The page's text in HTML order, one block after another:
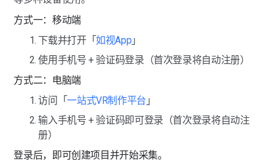
方式一：移动端
下载并打开「如视App 」
使用手机号 + 验证码登录（首次登录将自动注册）
方式二：电脑端
访问「一站式VR制作平台 」
输入手机号 + 验证码即可登录（首次登录将自动注
册）
登录后，即可创建项目并开始采集。